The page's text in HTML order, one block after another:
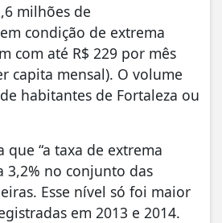
milhões de
condição de extrema
com até R$ 229 por mês
capita mensal). O volume
habitantes de Fortaleza ou
que “a taxa de extrema
3,2% no conjunto das
Esse nível só foi maior
em 2013 e 2014.